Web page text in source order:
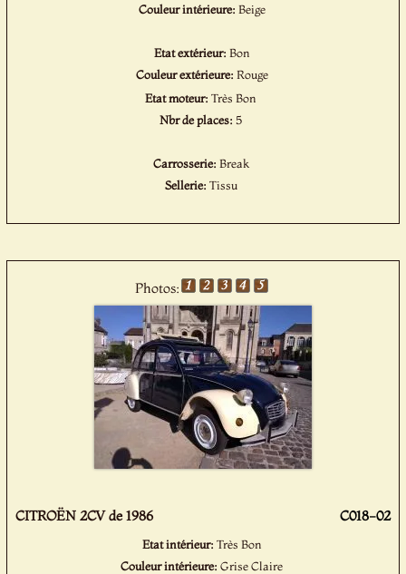
Couleur intérieure: Beige
Etat extérieur: Bon
Couleur extérieure: Rouge
Etat moteur:Très Bon
Nbr de places: 5
Carrosserie: Break
Sellerie: Tissu
Photos:
CITROËN 2CV de 1986 C018-02
Etat intérieur: Très Bon
Couleur intérieure:Grise Claire